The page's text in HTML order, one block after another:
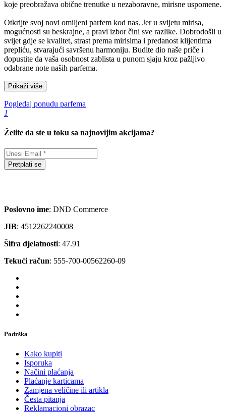
koje preobražava obične trenutke u nezaboravne, mirisne uspomene.
Otkrijte svoj novi omiljeni parfem kod nas. Jer u svijetu mirisa,
mogućnosti su beskrajne, a pravi izbor čini sve razlike. Dobrodošli u
svijet gdje se kvalitet, strast prema mirisima i predanost klijentima
prepliću, stvarajući savršenu harmoniju. Budite dio naše priče i
dopustite da vaša osobnost zablista u punom sjaju kroz pažljivo
odabrane note naših parfema.
Prikaži više
Pogledaj ponudu parfema
1
Želite da ste u toku sa najnovijim akcijama?
Pretplati se
Poslovno ime: DND Commerce
JIB: 4512262240008
Šifra djelatnosti: 47.91
Tekući račun: 555-700-00562260-09
Podrška
Kako kupiti
Isporuka
Načini plaćanja
Plaćanje karticama
Zamjena veličine ili artikla
Česta pitanja
Reklamacioni obrazac